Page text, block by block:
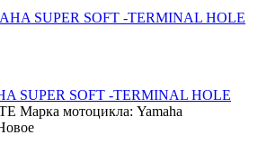
SUPER SOFT -TERMINAL HOLE
Марка мотоцикла: Yamaha